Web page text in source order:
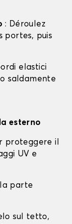
: Déroulez
portes, puis
elastici
saldamente
esterno
proteggere il
UV e
parte
sul tetto,